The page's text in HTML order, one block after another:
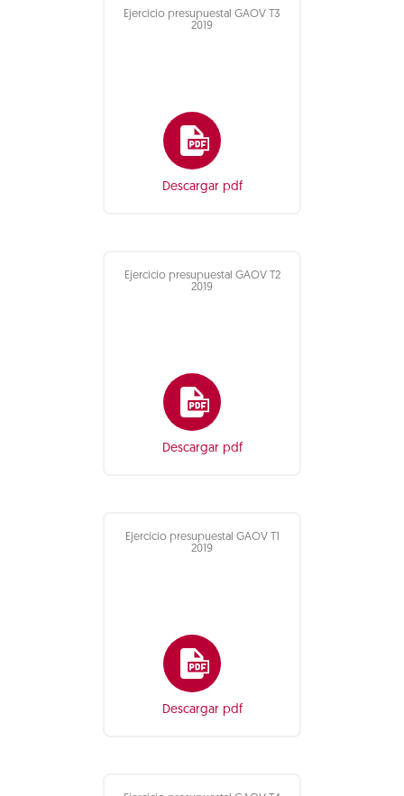
Ejercicio presupuestal GAOV T3
2019
Descargar pdf
Ejercicio presupuestal GAOV T2
2019
Descargar pdf
Ejercicio presupuestal GAOV T1
2019
Descargar pdf